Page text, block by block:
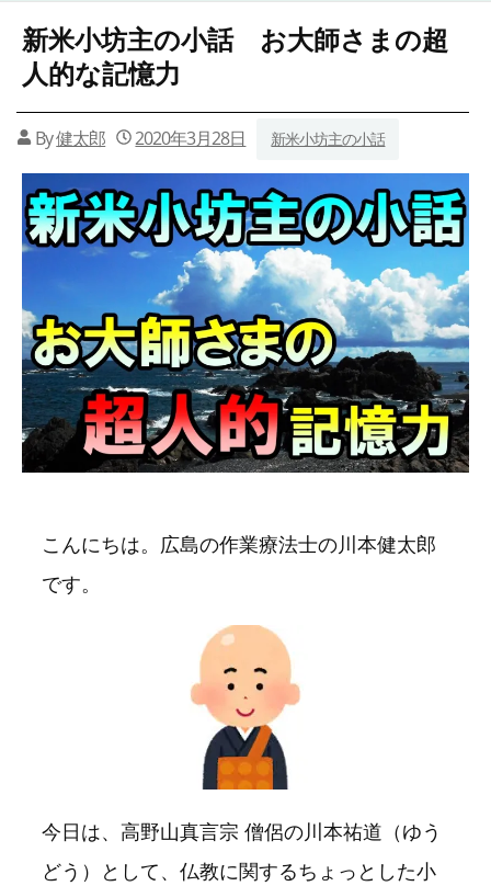
新米小坊主の小話 お大師さまの超
人的な記憶力
By健太郎 2020年3月28日 新米小坊主の小話
こんにちは。広島の作業療法士の川本健太郎
です。
今日は、高野山真言宗 僧侶の川本祐道（ゆう
どう）として、仏教に関するちょっとした小